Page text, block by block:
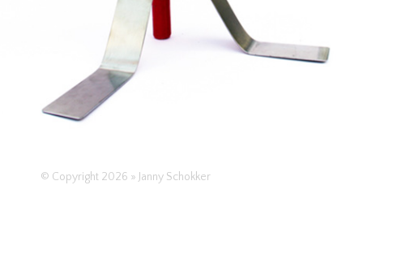
© Copyright 2026 » Janny Schokker